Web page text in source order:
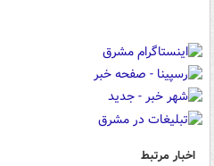
اخبار مرتبط